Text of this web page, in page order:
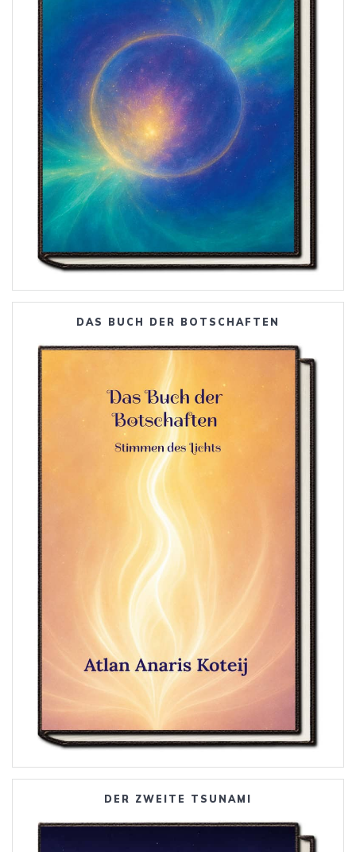
DAS BUCH DER BOTSCHAFTEN
DER ZWEITE TSUNAMI